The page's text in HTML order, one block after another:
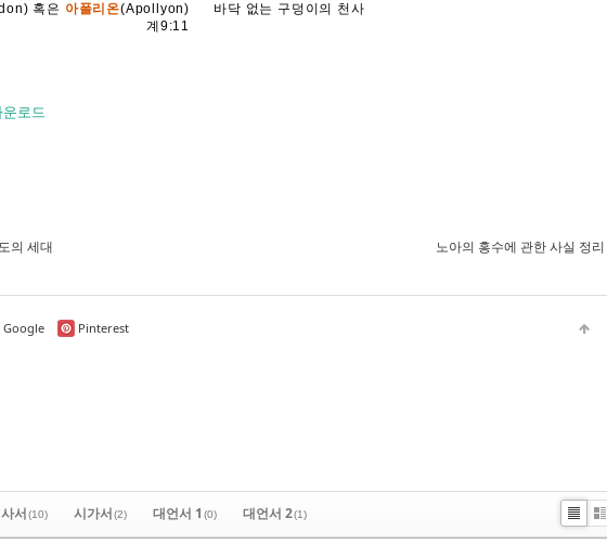
혹은 아폴리온(Apollyon)
계9:11
바닥 없는 구덩이의 천사
운로드
의 세대 노아의 홍수에 관한 사실 정리
Google Pinterest
서(10) 시가서(2) 대언서 1 (0) 대언서 2(1)
Li
Zi